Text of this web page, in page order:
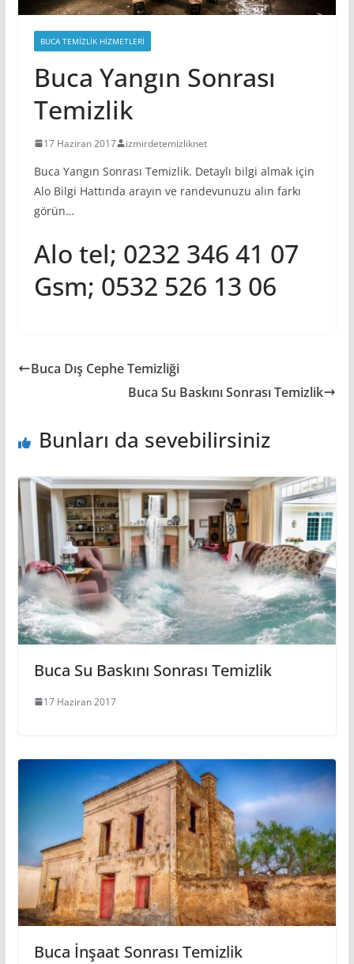
BUCA TEMIZLIK HIZMETLERI
Buca Yangın Sonrası
Temizlik
17 Haziran 2017 izmirdetemizliknet
Buca Yangın Sonrası Temizlik. Detaylı bilgi almak için
Alo Bilgi Hattında arayın ve randevunuzu alın farkı
görün…
Alo tel; 0232 346 41 07
Gsm; 0532 526 13 06
Buca Dış Cephe Temizliği
Buca Su Baskını Sonrası Temizlik
Bunları da sevebilirsiniz
Buca Su Baskını Sonrası Temizlik
17 Haziran 2017
Buca İnşaat Sonrası Temizlik